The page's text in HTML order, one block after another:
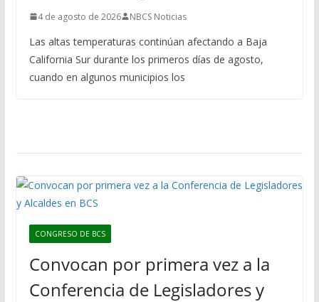
4 de agosto de 2026 NBCS Noticias
Las altas temperaturas continúan afectando a Baja
California Sur durante los primeros días de agosto,
cuando en algunos municipios los
CONGRESO DE BCS
Convocan por primera vez a la
Conferencia de Legisladores y